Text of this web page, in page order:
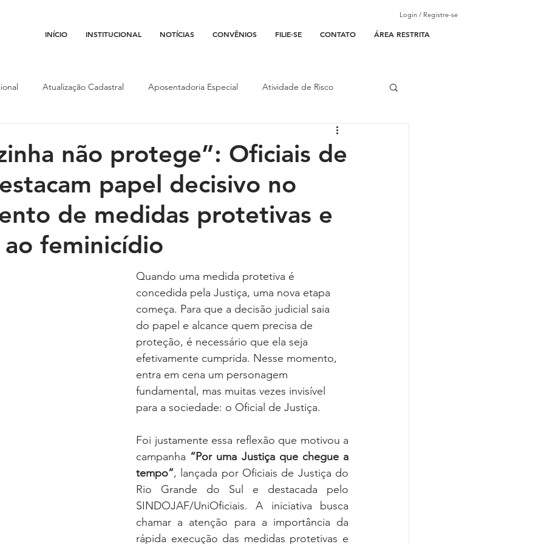
INÍCIO INSTITUCIONAL NOTÍCIAS CONVÊNIOS FILIE-SE CONTATO ÁREA RESTRITA
Login / Registre-se
Atualização Cadastral Aposentadoria Especial Atividade de Risco
Isenção Fiscal Justiça do Trabalho Justiça Federal
Opinião Reforma Administrativa
não protege”: Oficiais de
papel decisivo no
de medidas protetivas e
feminicídio
Quando uma medida protetiva é
concedida pela Justiça, uma nova etapa
começa. Para que a decisão judicial saia
do papel e alcance quem precisa de
proteção, é necessário que ela seja
efetivamente cumprida. Nesse momento,
entra em cena um personagem
fundamental, mas muitas vezes invisível
para a sociedade: o Oficial de Justiça.
Foi justamente essa reflexão que motivou a
campanha “Por uma Justiça que chegue a
tempo”, lançada por Oficiais de Justiça do
Rio Grande do Sul e destacada pelo
SINDOJAF/UniOficiais. A iniciativa busca
chamar a atenção para a importância da
rápida execução das medidas protetivas e